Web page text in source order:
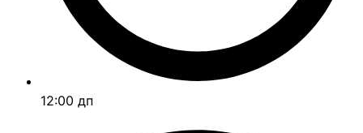
12:00 дп